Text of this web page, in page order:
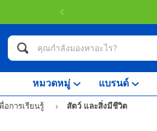
หมวดหมู่ แบรนด์
อการเรียนรู้
สัตว์ และสิ่งมีชีวิต